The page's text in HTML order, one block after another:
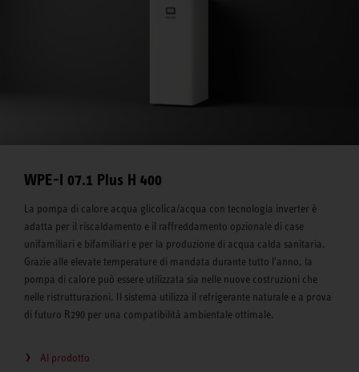
WPE-I 07.1 Plus H 400
La pompa di calore acqua glicolica/acqua con tecnologia inverter è
adatta per il riscaldamento e il raffreddamento opzionale di case
unifamiliari e bifamiliari e per la produzione di acqua calda sanitaria.
Grazie alle elevate temperature di mandata durante tutto l'anno, la
pompa di calore può essere utilizzata sia nelle nuove costruzioni che
nelle ristrutturazioni. Il sistema utilizza il refrigerante naturale e a prova
di futuro R290 per una compatibilità ambientale ottimale.
Al prodotto